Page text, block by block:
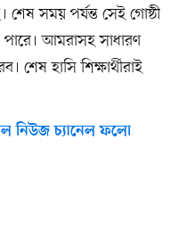
শেষ সময় পর্যন্ত সেই গোষ্ঠী
পারে। আমরাসহ সাধারণ
শেষ হাসি শিক্ষার্থীরাই
নিউজ চ্যানেল ফলো